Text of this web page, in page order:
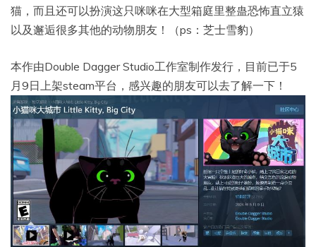
猫，而且还可以扮演这只咪咪在大型箱庭里整蛊恐怖直立猿
以及邂逅很多其他的动物朋友！（ps：芝士雪豹）
本作由Double Dagger Studio工作室制作发行，目前已于5
月9日上架steam平台，感兴趣的朋友可以去了解一下！